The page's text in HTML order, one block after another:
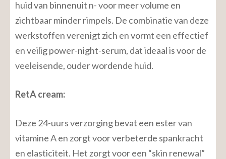
huid van binnenuit n- voor meer volume en
zichtbaar minder rimpels. De combinatie van deze
werkstoffen verenigt zich en vormt een effectief
en veilig power-night-serum, dat ideaal is voor de
veeleisende, ouder wordende huid.
RetA cream:
Deze 24-uurs verzorging bevat een ester van
vitamine A en zorgt voor verbeterde spankracht
en elasticiteit. Het zorgt voor een “skin renewal”